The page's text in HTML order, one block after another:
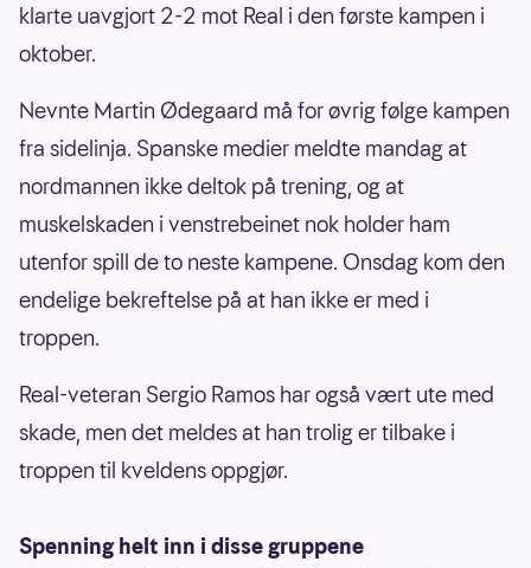
klarte uavgjort 2-2 mot Real i den første kampen i
oktober.
Nevnte Martin Ødegaard må for øvrig følge kampen
fra sidelinja. Spanske medier meldte mandag at
nordmannen ikke deltok på trening, og at
muskelskaden i venstrebeinet nok holder ham
utenfor spill de to neste kampene. Onsdag kom den
endelige bekreftelse på at han ikke er med i
troppen.
Real-veteran Sergio Ramos har også vært ute med
skade, men det meldes at han trolig er tilbake i
troppen til kveldens oppgjør.
Spenning helt inn i disse gruppene